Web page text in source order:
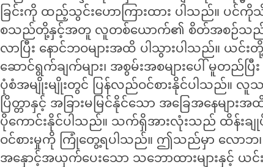
ခြင်းကို ထည့်သွင်းဟောကြားထား ပါသည်။ ပင်
စသည်တို့နှင့်အတူ လူတစ်ယောက်၏ စိတ်အစဉ်သ
လာပြီး နောင်ဘဝများအထိ ပါသွားပါသည်။ ယင်း
ဆောင်ရွက်ချက်များ၊ အစွမ်းအစများပေါ် မူတ
ပုံစံအမျိုးမျိုးတွင် ပြန်လည်ဝင်စားနိုင်ပါသည်။ လူသ
ပြိတ္တာနှင့် အခြားမမြင်နိုင်သော အခြေအနေများ
ပိုကောင်းနိုင်ပါသည်။ သက်ရှိအားလုံးသည် ထိန်းခ
ဝင်စားမှုကို ကြုံတွေ့ရပါသည်။ ဤသည်မှာ လောဘ၊
အနှောင့်အယှက်ပေးသော သဘောထားများနှင့် ယင်